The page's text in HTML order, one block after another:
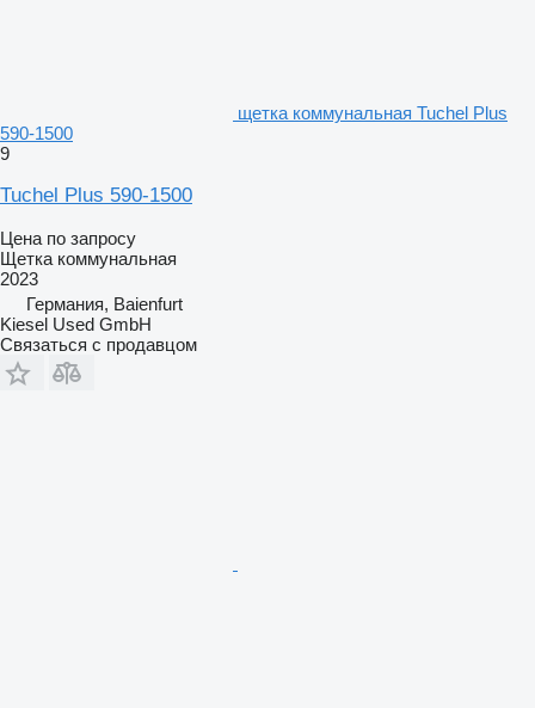
щетка коммунальная Tuchel Plus
590-1500
9
Tuchel Plus 590-1500
Цена по запросу
Щетка коммунальная
2023
Германия, Baienfurt
Kiesel Used GmbH
Связаться с продавцом